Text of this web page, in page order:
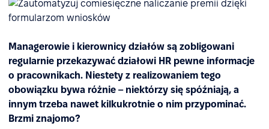
Managerowie i kierownicy działów są zobligowani
regularnie przekazywać działowi HR pewne informacje
o pracownikach. Niestety z realizowaniem tego
obowiązku bywa różnie – niektórzy się spóźniają, a
innym trzeba nawet kilkukrotnie o nim przypominać.
Brzmi znajomo?